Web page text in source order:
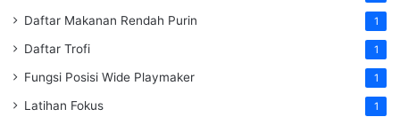
Daftar Makanan Rendah Purin 1
Daftar Trofi 1
Fungsi Posisi Wide Playmaker 1
Latihan Fokus 1